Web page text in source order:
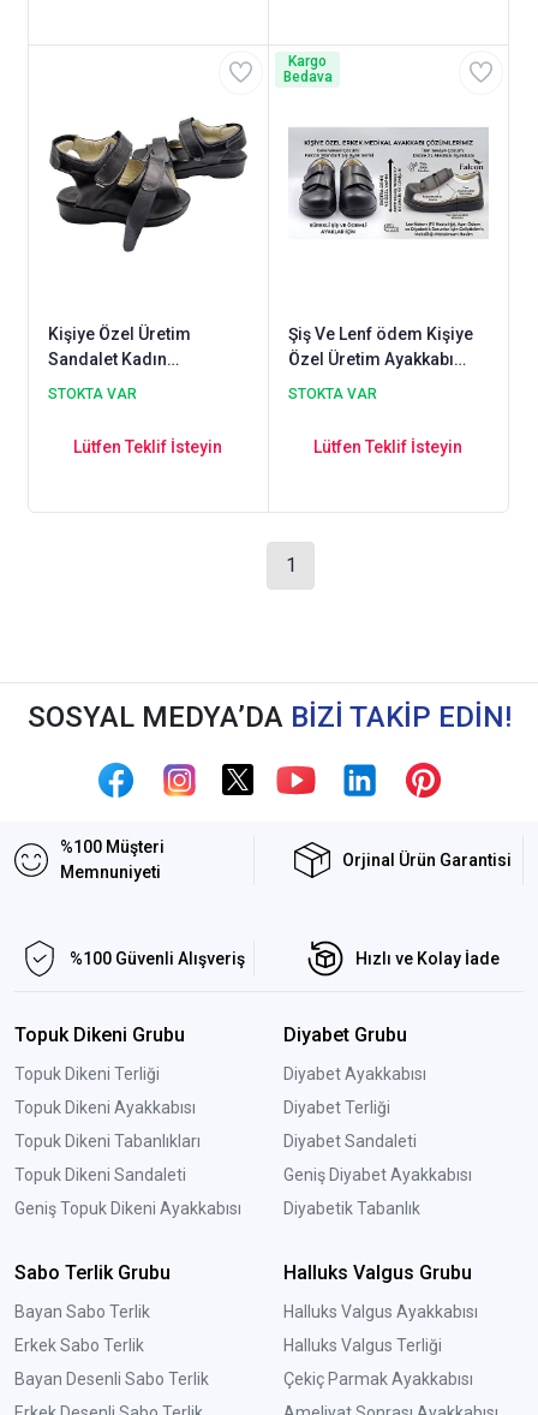
Kişiye Özel Üretim
Sandalet Kadın
ODS105XL
STOKTA VAR
Lütfen Teklif İsteyin
Şiş Ve Lenf ödem Kişiye
Özel Üretim Ayakkabı
Erkek ODDG54XL
STOKTA VAR
Lütfen Teklif İsteyin
Kargo
Bedava
1
SOSYAL MEDYA’DA BİZİ TAKİP EDİN!
%100 Müşteri
Memnuniyeti
Orjinal Ürün Garantisi
%100 Güvenli Alışveriş Hızlı ve Kolay İade
Topuk Dikeni Grubu
Topuk Dikeni Terliği
Topuk Dikeni Ayakkabısı
Topuk Dikeni Tabanlıkları
Topuk Dikeni Sandaleti
Geniş Topuk Dikeni Ayakkabısı
Diyabet Grubu
Diyabet Ayakkabısı
Diyabet Terliği
Diyabet Sandaleti
Geniş Diyabet Ayakkabısı
Diyabetik Tabanlık
Sabo Terlik Grubu
Bayan Sabo Terlik
Erkek Sabo Terlik
Bayan Desenli Sabo Terlik
Halluks Valgus Grubu
Halluks Valgus Ayakkabısı
Halluks Valgus Terliği
Çekiç Parmak Ayakkabısı